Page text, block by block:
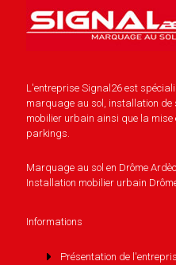
L'entreprise Signal26 est
marquage au sol, installation de
mobilier urbain ainsi que la mise
parkings.
Marquage au sol en Drôme
Installation mobilier urbain
Informations
Présentation de